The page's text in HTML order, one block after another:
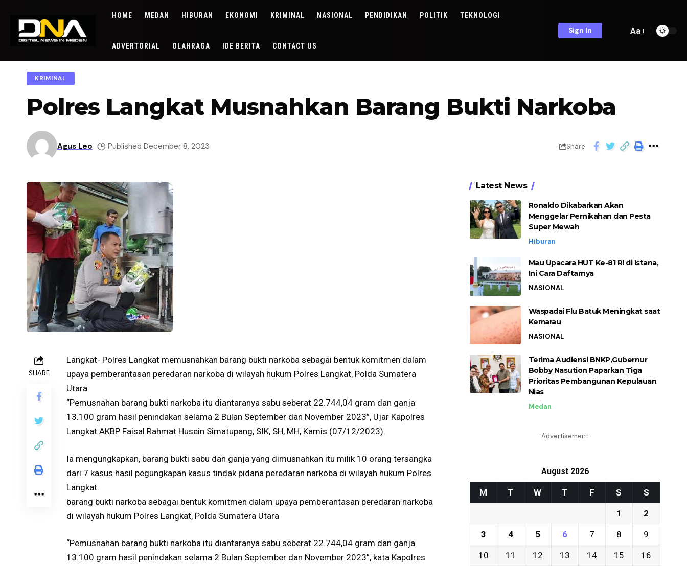
HOME MEDAN HIBURAN EKONOMI KRIMINAL NASIONAL PENDIDIKAN POLITIK TEKNOLOGI
ADVERTORIAL OLAHRAGA IDE BERITA CONTACT US
Sign In Aa
KRIMINAL
Polres Langkat Musnahkan Barang Bukti Narkoba
Agus Leo Published December 8, 2023 Share
SHARE
Langkat- Polres Langkat memusnahkan barang bukti narkoba sebagai bentuk komitmen dalam
upaya pemberantasan peredaran narkoba di wilayah hukum Polres Langkat, Polda Sumatera
Utara.
“Pemusnahan barang bukti narkoba itu diantaranya sabu seberat 22.744,04 gram dan ganja
13.100 gram hasil penindakan selama 2 Bulan September dan November 2023”, Ujar Kapolres
Langkat AKBP Faisal Rahmat Husein Simatupang, SIK, SH, MH, Kamis (07/12/2023).
Ia mengungkapkan, barang bukti sabu dan ganja yang dimusnahkan itu milik 10 orang tersangka
dari 7 kasus hasil pegungkapan kasus tindak pidana peredaran narkoba di wilayah hukum Polres
Langkat.
barang bukti narkoba sebagai bentuk komitmen dalam upaya pemberantasan peredaran narkoba
di wilayah hukum Polres Langkat, Polda Sumatera Utara
“Pemusnahan barang bukti narkoba itu diantaranya sabu seberat 22.744,04 gram dan ganja
13.100 gram hasil penindakan selama 2 Bulan September dan November 2023”, kata Kapolres
Latest News
Ronaldo Dikabarkan Akan
Menggelar Pernikahan dan Pesta
Super Mewah
Hiburan
Mau Upacara HUT Ke-81 RI di Istana,
Ini Cara Daftarnya
NASIONAL
Waspadai Flu Batuk Meningkat saat
Kemarau
NASIONAL
Terima Audiensi BNKP,Gubernur
Bobby Nasution Paparkan Tiga
Prioritas Pembangunan Kepulauan
Nias
Medan
- Advertisement -
August 2026
M T W T F S S
1 2
3 4 5 6 7 8 9
10 11 12 13 14 15 16